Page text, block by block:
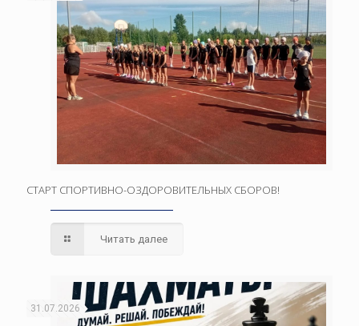
СТАРТ СПОРТИВНО-ОЗДОРОВИТЕЛЬНЫХ СБОРОВ!
Читать далее
31.07.2026